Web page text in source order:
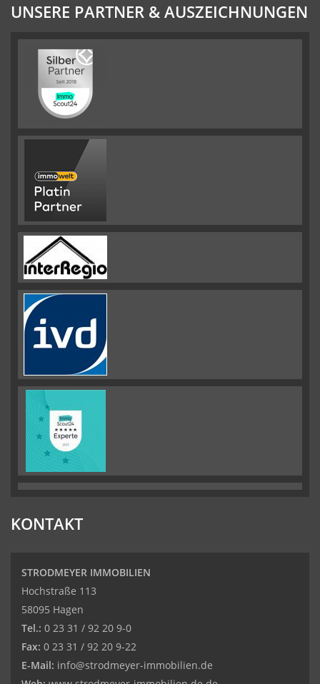
UNSERE PARTNER & AUSZEICHNUNGEN
KONTAKT
STRODMEYER IMMOBILIEN
Hochstraße 113
58095 Hagen
Tel.: 0 23 31 / 92 20 9-0
Fax: 0 23 31 / 92 20 9-22
E-Mail: info@strodmeyer-immobilien.de